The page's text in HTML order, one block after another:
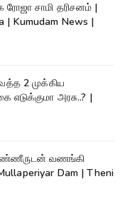
ரோஜா சாமி தரிசனம் |
| Kumudam News |
2 முக்கிய
அரசு..? |
வணங்கி
Dam | Theni